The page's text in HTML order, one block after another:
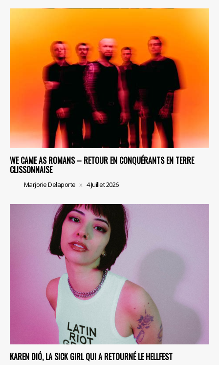
WE CAME AS ROMANS – RETOUR EN CONQUÉRANTS EN TERRE
CLISSONNAISE
Marjorie Delaporte 4 Juillet 2026
KAREN DIÓ, LA SICK GIRL QUI A RETOURNÉ LE HELLFEST